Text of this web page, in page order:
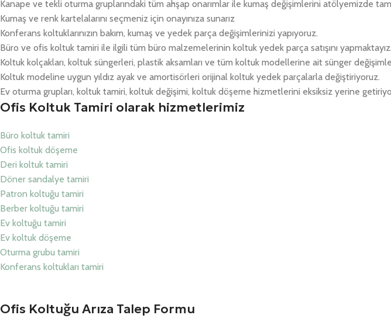
Kanape ve tekli oturma gruplarındaki tüm ahşap onarımlar ile kumaş değişimlerini atölyemizde
Kumaş ve renk kartelalarını seçmeniz için onayınıza sunarız
Konferans koltuklarınızın bakım, kumaş ve yedek parça değişimlerinizi yapıyoruz.
Büro ve ofis koltuk tamiri ile ilgili tüm büro malzemelerinin koltuk yedek parça satışını yapmaktayız.
Koltuk kolçakları, koltuk süngerleri, plastik aksamları ve tüm koltuk modellerine ait sünger
Koltuk modeline uygun yıldız ayak ve amortisörleri orijinal koltuk yedek parçalarla değiştiriyoruz.
Ev oturma grupları, koltuk tamiri, koltuk değişimi, koltuk döşeme hizmetlerini eksiksiz yerine
Ofis Koltuk Tamiri olarak hizmetlerimiz
Büro koltuk tamiri
Ofis koltuk döşeme
Deri koltuk tamiri
Döner sandalye tamiri
Patron koltuğu tamiri
Berber koltuğu tamiri
Ev koltuğu tamiri
Ev koltuk döşeme
Oturma grubu tamiri
Konferans koltukları tamiri
Ofis Koltuğu Arıza Talep Formu